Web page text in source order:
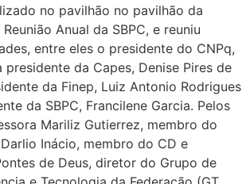
no pavilhão no pavilhão da
Anual da SBPC, e reuniu
entre eles o presidente do CNPq,
presidente da Capes, Denise Pires de
da Finep, Luiz Antonio Rodrigues
da SBPC, Francilene Garcia. Pelos
Mariliz Gutierrez, membro do
Inácio, membro do CD e
de Deus, diretor do Grupo de